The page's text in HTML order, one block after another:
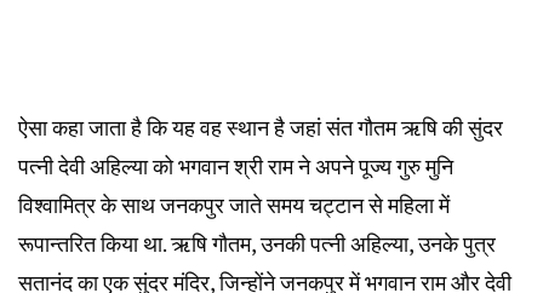
ऐसा कहा जाता है कि यह वह स्थान है जहां संत गौतम ऋषि की सुंदर
पत्नी देवी अहिल्या को भगवान श्री राम ने अपने पूज्य गुरु मुनि
विश्वामित्र के साथ जनकपुर जाते समय चट्टान से महिला में
रूपान्तरित किया था. ऋषि गौतम, उनकी पत्नी अहिल्या, उनके पुत्र
सतानंद का एक सुंदर मंदिर, जिन्होंने जनकपुर में भगवान राम और देवी